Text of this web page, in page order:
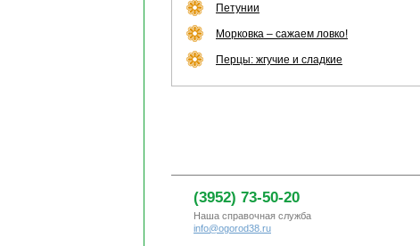
Петунии
Морковка – сажаем ловко!
Перцы: жгучие и сладкие
(3952) 73-50-20
Наша справочная служба
info@ogorod38.ru